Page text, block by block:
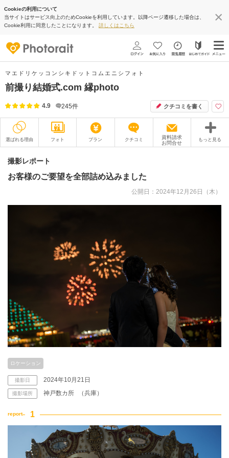
Cookieの利用について
当サイトはサービス向上のためCookieを利用しています。以降ページ遷移した場合は、
Cookie利用に同意したことになります。 詳しくはこちら
マエドリケッコンシキドットコムエニシフォト
前撮り結婚式.com 縁photo
4.9 245件 クチコミを書く
選ばれる理由 フォト プラン クチコミ
資料請求
お問合せ
もっと見る
撮影レポート
衣装 ムービー
こだわりポイント
3万円以下のプラン
夜景での撮影 家族・友人と撮影
豊富なドレス
神社・寺院での撮影
豊富な色打掛・着物
持ち込み衣装
ソロウエディング
撮影レポート
お客様のご要望を全部詰め込みました
公開日：2024年12月26日（木）
ロケーション
撮影日 2024年10月21日
撮影場所 神戸数カ所 （兵庫）